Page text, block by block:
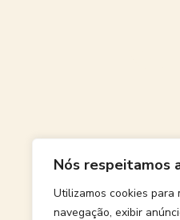
Nós respeitamos
Utilizamos cookies para
navegação, exibir